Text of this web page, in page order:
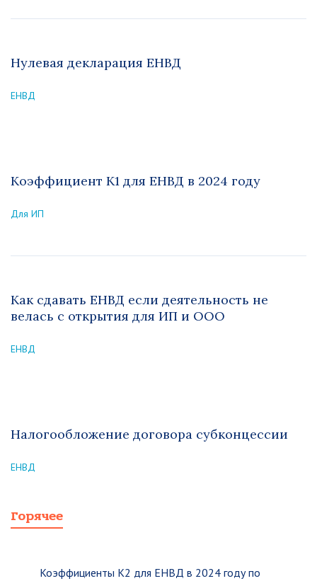
Нулевая декларация ЕНВД
ЕНВД
Коэффициент К1 для ЕНВД в 2024 году
Для ИП
Как сдавать ЕНВД если деятельность не
велась с открытия для ИП и ООО
ЕНВД
Налогообложение договора субконцессии
ЕНВД
Горячее
Коэффициенты К2 для ЕНВД в 2024 году по